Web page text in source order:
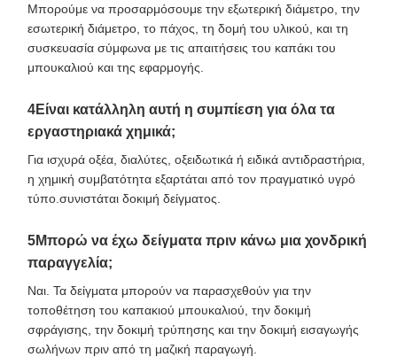
Μπορούμε να προσαρμόσουμε την εξωτερική διάμετρο, την
εσωτερική διάμετρο, το πάχος, τη δομή του υλικού, και τη
συσκευασία σύμφωνα με τις απαιτήσεις του καπάκι του
μπουκαλιού και της εφαρμογής.
4Είναι κατάλληλη αυτή η συμπίεση για όλα τα
εργαστηριακά χημικά;
Για ισχυρά οξέα, διαλύτες, οξειδωτικά ή ειδικά αντιδραστήρια,
η χημική συμβατότητα εξαρτάται από τον πραγματικό υγρό
τύπο.συνιστάται δοκιμή δείγματος.
5Μπορώ να έχω δείγματα πριν κάνω μια χονδρική
παραγγελία;
Ναι. Τα δείγματα μπορούν να παρασχεθούν για την
τοποθέτηση του καπακιού μπουκαλιού, την δοκιμή
σφράγισης, την δοκιμή τρύπησης και την δοκιμή εισαγωγής
σωλήνων πριν από τη μαζική παραγωγή.